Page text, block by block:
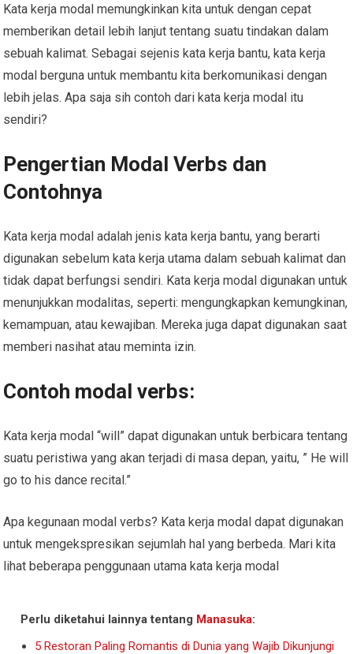
Kata kerja modal memungkinkan kita untuk dengan cepat
memberikan detail lebih lanjut tentang suatu tindakan dalam
sebuah kalimat. Sebagai sejenis kata kerja bantu, kata kerja
modal berguna untuk membantu kita berkomunikasi dengan
lebih jelas. Apa saja sih contoh dari kata kerja modal itu
sendiri?
Pengertian Modal Verbs dan
Contohnya
Kata kerja modal adalah jenis kata kerja bantu, yang berarti
digunakan sebelum kata kerja utama dalam sebuah kalimat dan
tidak dapat berfungsi sendiri. Kata kerja modal digunakan untuk
menunjukkan modalitas, seperti: mengungkapkan kemungkinan,
kemampuan, atau kewajiban. Mereka juga dapat digunakan saat
memberi nasihat atau meminta izin.
Contoh modal verbs:
Kata kerja modal “will” dapat digunakan untuk berbicara tentang
suatu peristiwa yang akan terjadi di masa depan, yaitu, ” He will
go to his dance recital.”
Apa kegunaan modal verbs? Kata kerja modal dapat digunakan
untuk mengekspresikan sejumlah hal yang berbeda. Mari kita
lihat beberapa penggunaan utama kata kerja modal
Perlu diketahui lainnya tentang Manasuka:
5 Restoran Paling Romantis di Dunia yang Wajib Dikunjungi